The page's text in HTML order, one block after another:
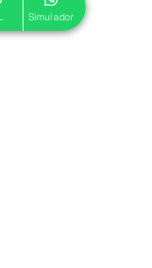
Simulador